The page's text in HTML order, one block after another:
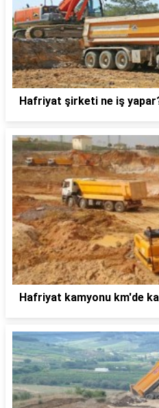
Hafriyat şirketi ne iş
Hafriyat kamyonu km'de